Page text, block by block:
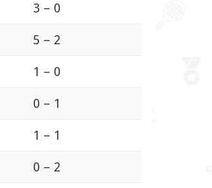
3 – 0
5 – 2
1 – 0
0 – 1
1 – 1
0 – 2